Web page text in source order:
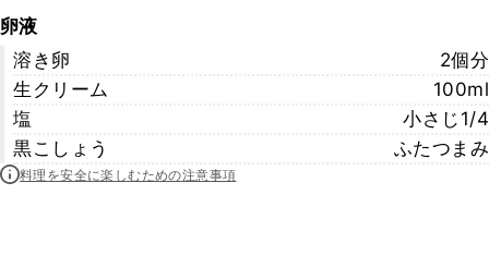
卵液
溶き卵
2個分
生クリーム
100ml
塩
小さじ1/4
黒こしょう
ふたつまみ
料理を安全に楽しむための注意事項